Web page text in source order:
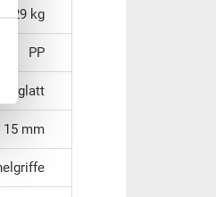
3.29 kg
PP
glatt
15 mm